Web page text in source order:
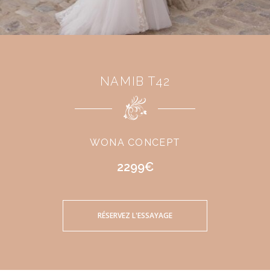
NAMIB T42
WONA CONCEPT
2299€
RÉSERVEZ L'ESSAYAGE